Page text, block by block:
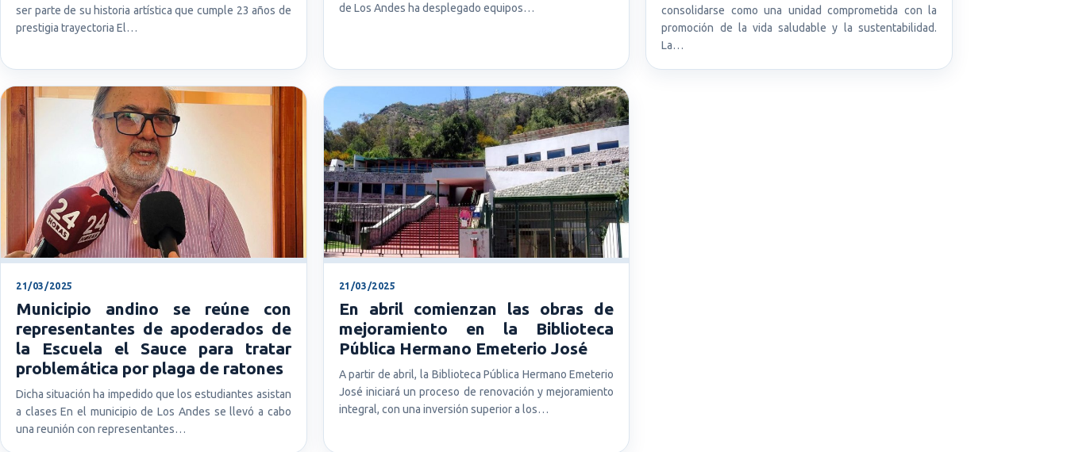
ser parte de su historia artística que cumple 23 años de
prestigia trayectoria El…
de Los Andes ha desplegado equipos…
consolidarse como una unidad comprometida con la
promoción de la vida saludable y la sustentabilidad.
La…
21/03/2025
Municipio andino se reúne con
representantes de apoderados de
la Escuela el Sauce para tratar
problemática por plaga de ratones
Dicha situación ha impedido que los estudiantes asistan
a clases En el municipio de Los Andes se llevó a cabo
una reunión con representantes…
21/03/2025
En abril comienzan las obras de
mejoramiento en la Biblioteca
Pública Hermano Emeterio José
A partir de abril, la Biblioteca Pública Hermano Emeterio
José iniciará un proceso de renovación y mejoramiento
integral, con una inversión superior a los…